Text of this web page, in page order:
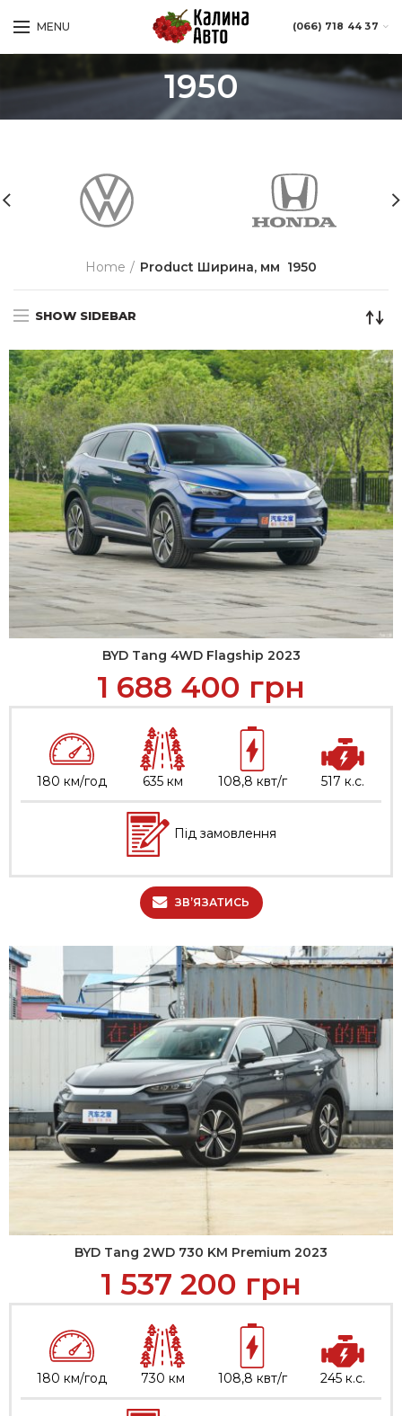
MENU (066) 718 44 37
1950
Home Product Ширина, мм 1950
SHOW SIDEBAR
BYD Tang 4WD Flagship 2023
1 688 400 грн
180 км/год 635 км 108,8 квт/г 517 к.с.
Під замовлення
ЗВ’ЯЗАТИСЬ
BYD Tang 2WD 730 KM Premium 2023
1 537 200 грн
180 км/год 730 км 108,8 квт/г 245 к.с.